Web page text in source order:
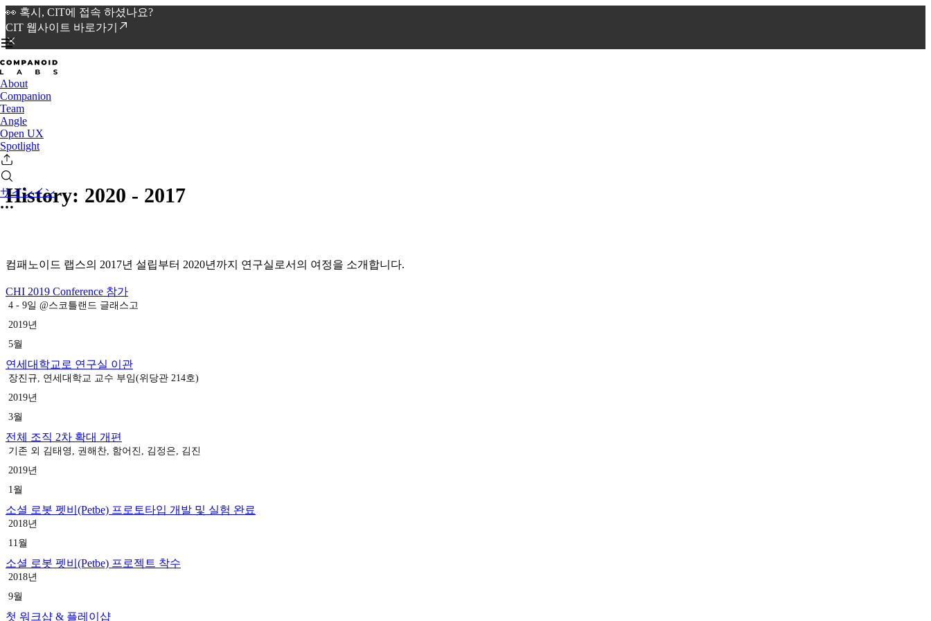
👀 혹시, CIT에 접속 하셨나요?
CIT 웹사이트 바로가기
About
Companion
Team
Angle
Open UX
Spotlight
サインイン
History: 2020 - 2017
컴패노이드 랩스의 2017년 설립부터 2020년까지 연구실로서의 여정을 소개합니다.
CHI 2019 Conference 참가
4 - 9일 @스코틀랜드 글래스고
2019년
5월
연세대학교로 연구실 이관
장진규, 연세대학교 교수 부임(위당관 214호)
2019년
3월
전체 조직 2차 확대 개편
기존 외 김태영, 권해찬, 함어진, 김정은, 김진
2019년
1월
소셜 로봇 펫비(Petbe) 프로토타입 개발 및 실험 완료
2018년
11월
소셜 로봇 펫비(Petbe) 프로젝트 착수
2018년
9월
첫 워크샵 & 플레이샵